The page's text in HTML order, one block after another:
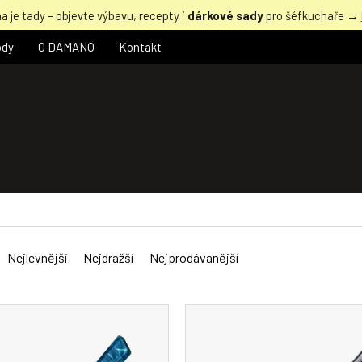
je tady – objevte výbavu, recepty i dárkové sadypro šéfkuchaře →
O DAMANO Kontakt
Nejlevnější Nejdražší Nejprodávanější